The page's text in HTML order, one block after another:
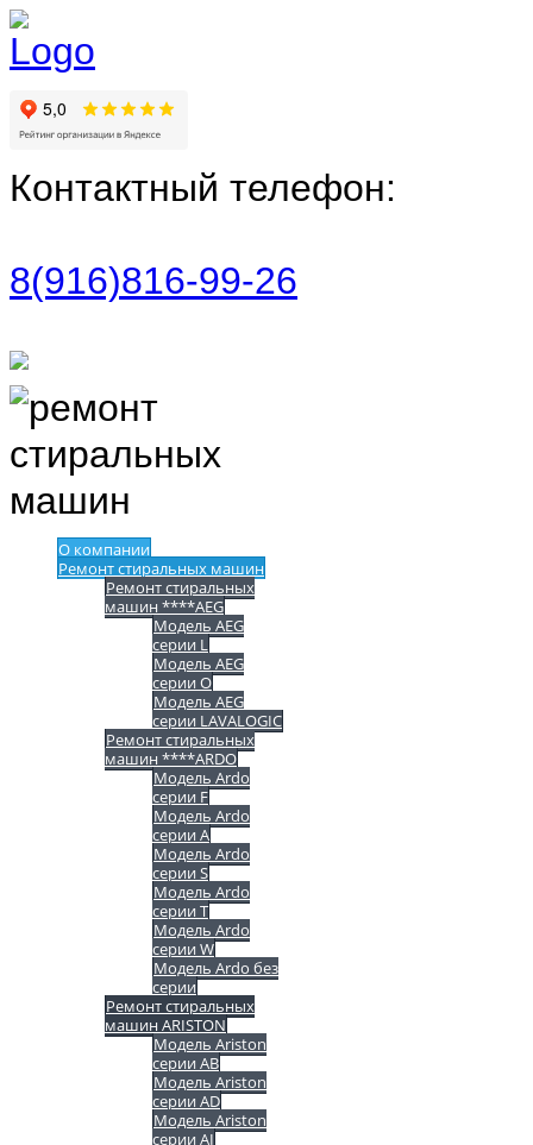
Контактный телефон:
8(916)816-99-26
О компании
Ремонт стиральных машин
Ремонт стиральных
машин ****AEG
Модель AEG
серии L
Модель AEG
серии O
Модель AEG
серии LAVALOGIC
Ремонт стиральных
машин ****ARDO
Модель Ardo
серии F
Модель Ardo
серии A
Модель Ardo
серии S
Модель Ardo
серии T
Модель Ardo
серии W
Модель Ardo без
серии
Ремонт стиральных
машин ARISTON
Модель Ariston
серии AB
Модель Ariston
серии AD
Модель Ariston
серии AI